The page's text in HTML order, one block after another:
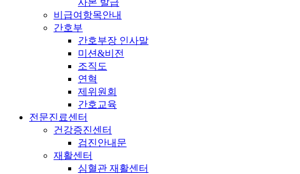
비급여항목안내
간호부
간호부장 인사말
미션&비전
조직도
연혁
제위원회
간호교육
전문진료센터
건강증진센터
검진안내문
재활센터
심혈관 재활센터